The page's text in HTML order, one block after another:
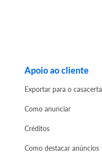
Apoio ao cliente
Exportar para o casacerta
Como anunciar
Créditos
Como destacar anúncios